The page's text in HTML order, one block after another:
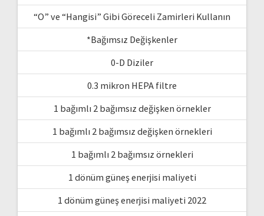
“O” ve “Hangisi” Gibi Göreceli Zamirleri Kullanın
*Bağımsız Değişkenler
0-D Diziler
0.3 mikron HEPA filtre
1 bağımlı 2 bağımsız değişken örnekler
1 bağımlı 2 bağımsız değişken örnekleri
1 bağımlı 2 bağımsız örnekleri
1 dönüm güneş enerjisi maliyeti
1 dönüm güneş enerjisi maliyeti 2022